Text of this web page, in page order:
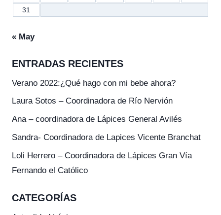
31
« May
ENTRADAS RECIENTES
Verano 2022:¿Qué hago con mi bebe ahora?
Laura Sotos – Coordinadora de Río Nervión
Ana – coordinadora de Lápices General Avilés
Sandra- Coordinadora de Lapices Vicente Branchat
Loli Herrero – Coordinadora de Lápices Gran Vía
Fernando el Católico
CATEGORÍAS